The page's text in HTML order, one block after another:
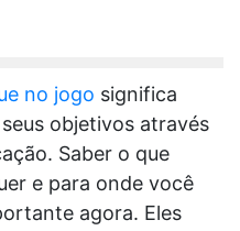
no jogo significa
objetivos através
Saber o que
e para onde você
agora. Eles